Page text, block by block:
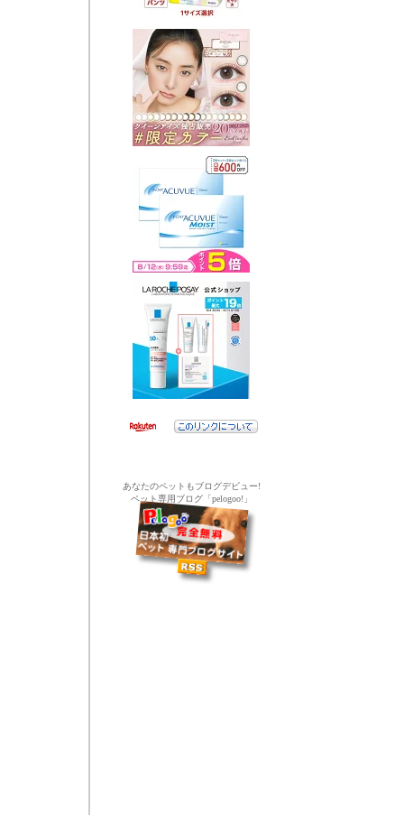
あなたのペットもブログデビュー!
ペット専用ブログ「pelogoo!」